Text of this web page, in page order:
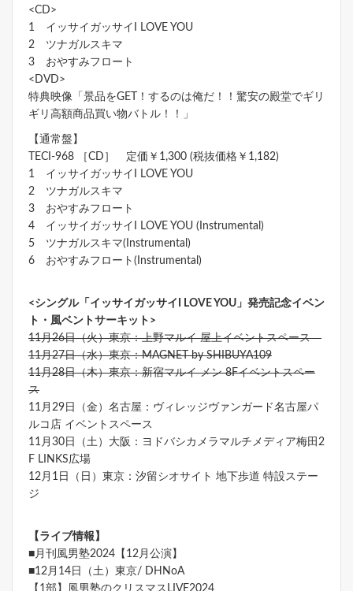
<CD>
1 イッサイガッサイI LOVE YOU
2 ツナガルスキマ
3 おやすみフロート
<DVD>
特典映像「景品をGET！するのは俺だ！！驚安の殿堂でギリ
ギリ高額商品買い物バトル！！」
【通常盤】
TECI-968 ［CD］ 定価￥1,300 (税抜価格￥1,182)
1 イッサイガッサイI LOVE YOU
2 ツナガルスキマ
3 おやすみフロート
4 イッサイガッサイI LOVE YOU (Instrumental)
5 ツナガルスキマ(Instrumental)
6 おやすみフロート(Instrumental)
<シングル「イッサイガッサイI LOVE YOU」発売記念イベン
ト・風ベントサーキット>
11月26日（火）東京：上野マルイ 屋上イベントスペース
11月27日（水）東京：MAGNET by SHIBUYA109
11月28日（木）東京：新宿マルイ メン 8Fイベントスペー
ス
11月29日（金）名古屋：ヴィレッジヴァンガード名古屋パ
ルコ店 イベントスペース
11月30日（土）大阪：ヨドバシカメラマルチメディア梅田2
F LINKS広場
12月1日（日）東京：汐留シオサイト 地下歩道 特設ステー
ジ
【ライブ情報】
■月刊風男塾2024【12月公演】
■12月14日（土）東京/ DHNoA
【1部】風男塾のクリスマスLIVE2024